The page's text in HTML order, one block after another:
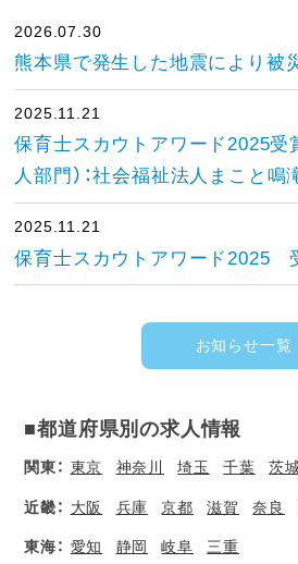
2026.07.30
熊本県で発生した地震により被
2025.11.21
保育士スカウトアワード2025受
人部門）：社会福祉法人まこと
2025.11.21
保育士スカウトアワード2025
お知らせ一覧
■都道府県別の求人情報
関東： 東京 神奈川 埼玉 千葉 茨
近畿： 大阪 兵庫 京都 滋賀 奈良
東海： 愛知 静岡 岐阜 三重